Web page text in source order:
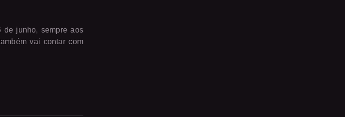
de junho, sempre aos
vai contar com